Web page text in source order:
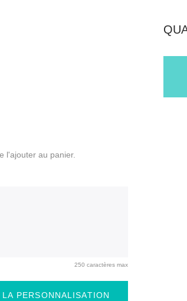
l'ajouter au panier.
250 caractères max
PERSONNALISATION